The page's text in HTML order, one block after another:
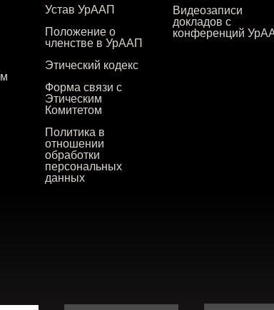
Устав УрААП
Положение о
членстве в УрААП
Этический кодекс
Форма связи с
Этическим
Комитетом
Политика в
отношении
обработки
персональных
данных
Видеозаписи
докладов с
конференций